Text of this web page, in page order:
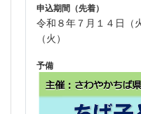
申込期間（先着）
令和８年７月１４日（
（火）
予備